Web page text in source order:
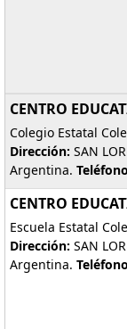
CENTRO
Colegio Estatal
Dirección: SAN
Argentina.
CENTRO
Escuela Estatal
Dirección: SAN
Argentina.